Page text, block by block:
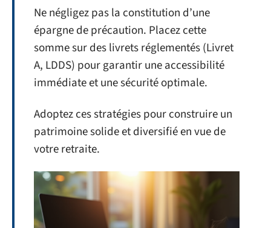
Ne négligez pas la constitution d’une
épargne de précaution. Placez cette
somme sur des livrets réglementés (Livret
A, LDDS) pour garantir une accessibilité
immédiate et une sécurité optimale.
Adoptez ces stratégies pour construire un
patrimoine solide et diversifié en vue de
votre retraite.